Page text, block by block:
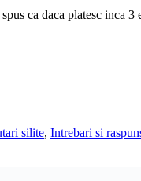
ca daca platesc
silite, Intrebari si